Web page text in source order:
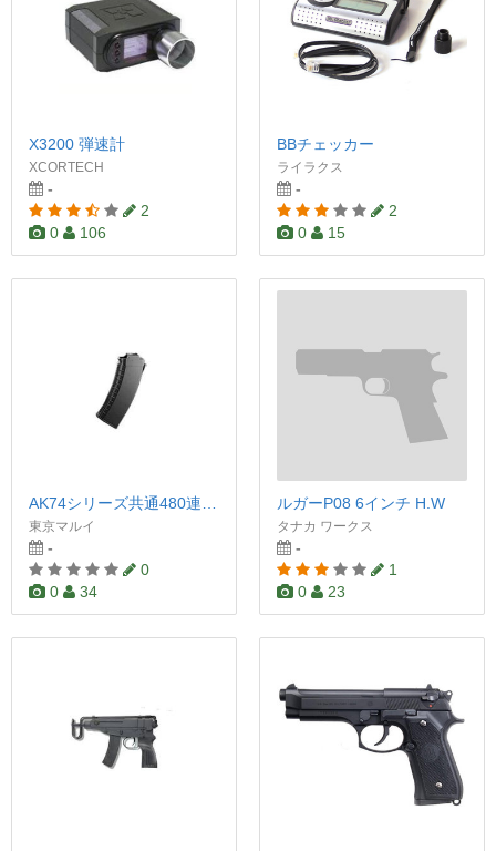
X3200 弾速計
XCORTECH
-
2
0
106
BBチェッカー
ライラクス
-
2
0
15
東京マルイ
-
0
0
34
ルガーP08 6インチ H.W
タナカ ワークス
-
1
0
23